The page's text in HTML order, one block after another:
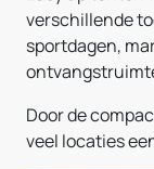
verschillende
sportdagen,
Door de
veel locaties